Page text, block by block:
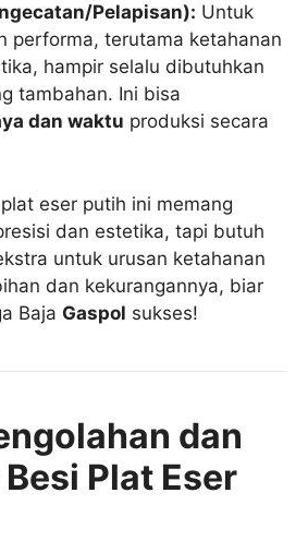
Pelapisan): Untuk
performa, terutama ketahanan
hampir selalu dibutuhkan
tambahan. Ini bisa
dan waktu produksi secara
eser putih ini memang
dan estetika, tapi butuh
untuk urusan ketahanan
dan kekurangannya, biar
Baja Gaspol sukses!
dan
Plat Eser